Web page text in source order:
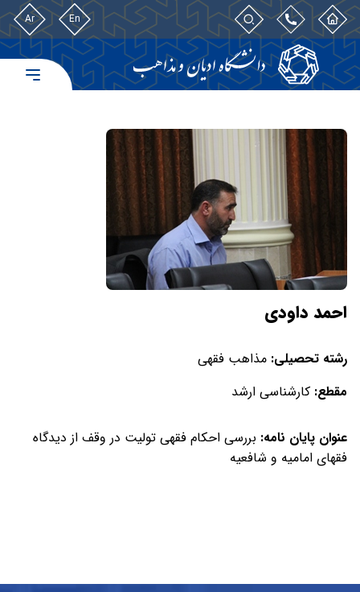
En
Ar
احمد داودی
رشته تحصیلی: مذاهب فقهی
مقطع: کارشناسی ارشد
عنوان پایان نامه: بررسی احکام فقهی تولیت در وقف از دیدگاه
فقهای امامیه و شافعیه